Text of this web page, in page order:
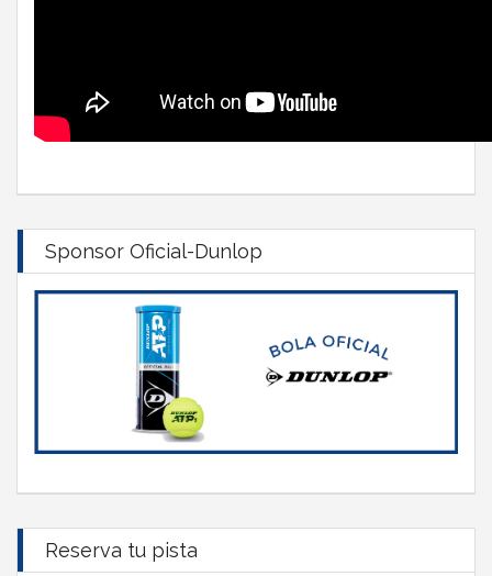
Sponsor Oficial-Dunlop
Reserva tu pista